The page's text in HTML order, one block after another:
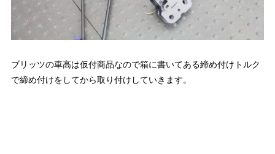
ブリッツの車高は仮付商品なので箱に書いてある締め付けトルク
で締め付けをしてから取り付けしていきます。